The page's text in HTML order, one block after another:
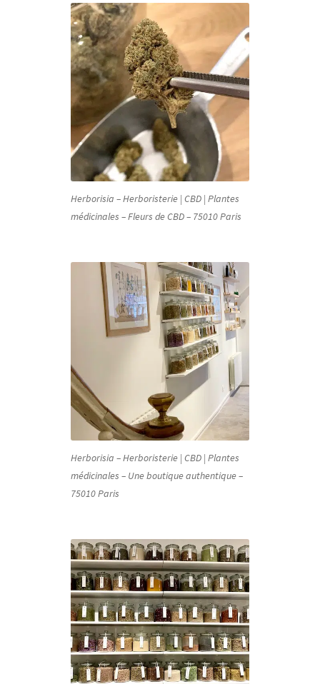
Herborisia – Herboristerie | CBD | Plantes
médicinales – Fleurs de CBD – 75010 Paris
Herborisia – Herboristerie | CBD | Plantes
médicinales – Une boutique authentique –
75010 Paris